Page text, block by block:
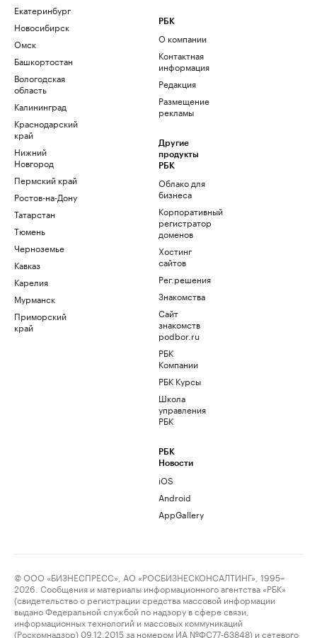
Екатеринбург
Новосибирск
Омск
Башкортостан
Вологодская
область
Калининград
Краснодарский
край
Нижний
Новгород
Пермский край
Ростов-на-Дону
Татарстан
Тюмень
Черноземье
Кавказ
Карелия
Мурманск
Приморский
край
РБК
О компании
Контактная
информация
Редакция
Размещение
рекламы
Другие
продукты
РБК
Облако для
бизнеса
Корпоративный
регистратор
доменов
Хостинг
сайтов
Рег.решения
Знакомства
Сайт
знакомств
podbor.ru
РБК
Компании
РБК Курсы
Школа
управления
РБК
РБК
Новости
iOS
Android
AppGallery
© ООО «БИЗНЕСПРЕСС», АО «РОСБИЗНЕСКОНСАЛТИНГ», 1995–
2026. Сообщения и материалы информационного агентства «РБК»
(свидетельство о регистрации средства массовой информации
выдано Федеральной службой по надзору в сфере связи,
информационных технологий и массовых коммуникаций
(Роскомнадзор) 09.12.2015 за номером ИА №ФС77-63848) и сетевого